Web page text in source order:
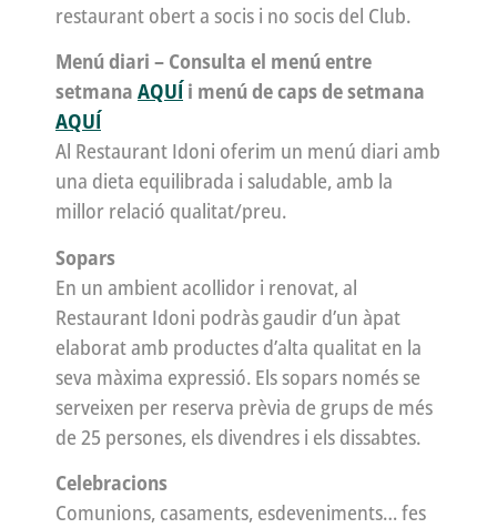
restaurant obert a socis i no socis del Club.
Menú diari – Consulta el menú entre
setmana AQUÍ i menú de caps de setmana
AQUÍ
Al Restaurant Idoni oferim un menú diari amb
una dieta equilibrada i saludable, amb la
millor relació qualitat/preu.
Sopars
En un ambient acollidor i renovat, al
Restaurant Idoni podràs gaudir d’un àpat
elaborat amb productes d’alta qualitat en la
seva màxima expressió. Els sopars només se
serveixen per reserva prèvia de grups de més
de 25 persones, els divendres i els dissabtes.
Celebracions
Comunions, casaments, esdeveniments… fes